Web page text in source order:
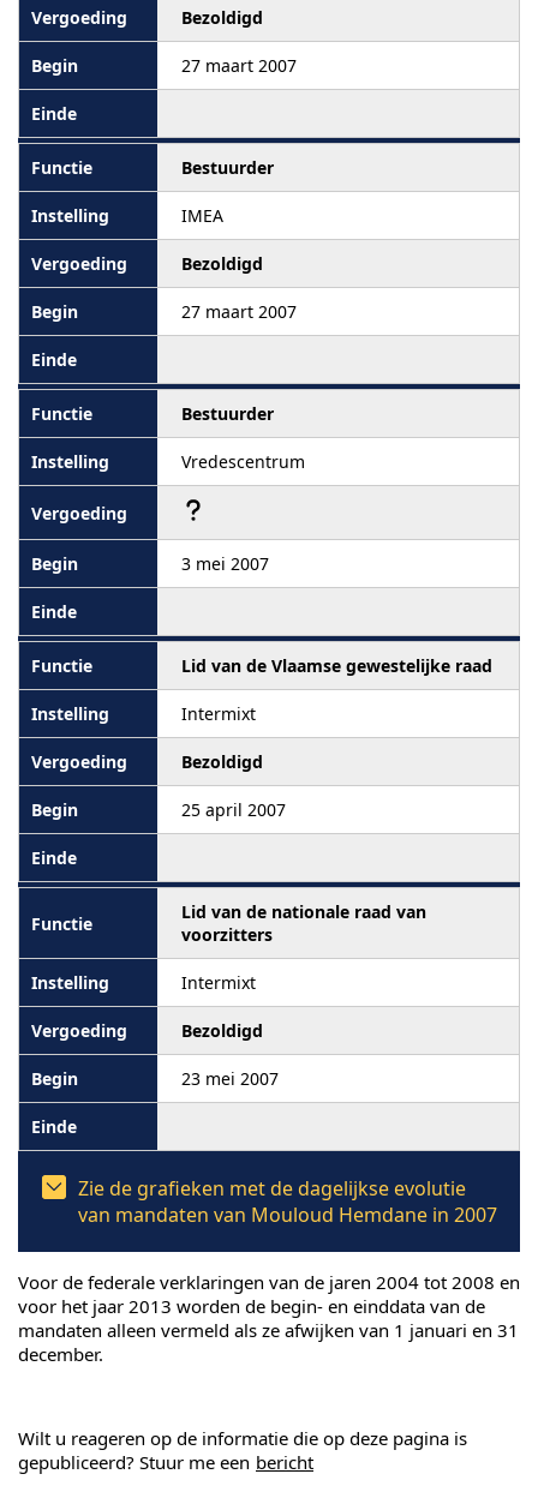
Bezoldigd
27 maart 2007
Bestuurder
IMEA
Bezoldigd
27 maart 2007
Bestuurder
Vredescentrum
3 mei 2007
Lid van de Vlaamse gewestelijke raad
Intermixt
Bezoldigd
25 april 2007
Lid van de nationale raad van
voorzitters
Intermixt
Bezoldigd
23 mei 2007
Zie de grafieken met de dagelijkse evolutie
van mandaten van Mouloud Hemdane in 2007
Voor de federale verklaringen van de jaren 2004 tot 2008 en
voor het jaar 2013 worden de begin- en einddata van de
mandaten alleen vermeld als ze afwijken van 1 januari en 31
december.
Wilt u reageren op de informatie die op deze pagina is
gepubliceerd? Stuur me een bericht